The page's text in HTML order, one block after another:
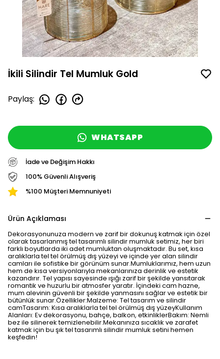
İkili Silindir Tel Mumluk Gold
Paylaş:
WHATSAPP
İade ve Değişim Hakkı
100% Güvenli Alışveriş
%100 Müşteri Memnuniyeti
Ürün Açıklaması
Dekorasyonunuza modern ve zarif bir dokunuş katmak için özel
olarak tasarlanmış tel tasarımlı silindir mumluk setimiz, her biri
farklı boyutlarda iki adet mumluktan oluşmaktadır. Bu set, kısa
aralıklarla tel tel örülmüş dış yüzeyi ve içinde yer alan silindir
camları ile sofistike bir görünüm sunar.Mumluklarımız, hem uzun
hem de kısa versiyonlarıyla mekanlarınıza derinlik ve estetik
kazandırır. Tel yapısı sayesinde ışığı zarif bir şekilde yansıtarak
romantik ve huzurlu bir atmosfer yaratır. İçindeki cam hazne,
mum alevinin güvenli bir şekilde yanmasını sağlar ve estetik bir
bütünlük sunar.Özellikler:Malzeme: Tel tasarım ve silindir
camTasarım: Kısa aralıklarla tel tel örülmüş dış yüzeyKullanım
Alanları: Ev dekorasyonu, bahçe, balkon, etkinliklerBakım: Nemli
bez ile silinerek temizlenebilir.Mekanınıza sıcaklık ve zarafet
katmak için bu şık tel tasarımlı silindir mumluk setini hemen
keşfedin!